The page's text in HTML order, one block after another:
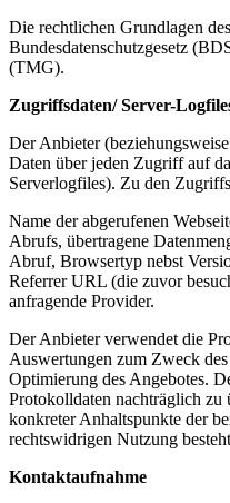
Die rechtlichen Grundlagen
Bundesdatenschutzgesetz
(TMG).
Zugriffsdaten/ Server-
Der Anbieter
Daten über jeden Zugriff auf
Serverlogfiles). Zu den
Name der abgerufenen
Abrufs, übertragene
Abruf, Browsertyp nebst
Referrer URL (die zuvor
anfragende Provider.
Der Anbieter verwendet die
Auswertungen zum Zweck
Optimierung des Angebotes.
Protokolldaten nachträglich zu
konkreter Anhaltspunkte der
rechtswidrigen Nutzung
Kontaktaufnahme